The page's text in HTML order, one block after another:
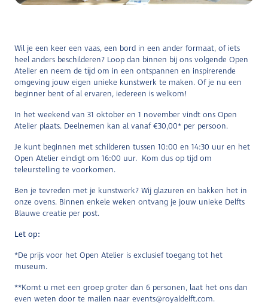
Wil je een keer een vaas, een bord in een ander formaat, of iets
heel anders beschilderen? Loop dan binnen bij ons volgende Open
Atelier en neem de tĳd om in een ontspannen en inspirerende
omgeving jouw eigen unieke kunstwerk te maken. Of je nu een
beginner bent of al ervaren, iedereen is welkom!
In het weekend van 31 oktober en 1 november vindt ons Open
Atelier plaats. Deelnemen kan al vanaf €30,00* per persoon.
Je kunt beginnen met schilderen tussen 10:00 en 14:30 uur en het
Open Atelier eindigt om 16:00 uur. Kom dus op tijd om
teleurstelling te voorkomen.
Ben je tevreden met je kunstwerk? Wij glazuren en bakken het in
onze ovens. Binnen enkele weken ontvang je jouw unieke Delfts
Blauwe creatie per post.
Let op:
*De prijs voor het Open Atelier is exclusief toegang tot het
museum.
**Komt u met een groep groter dan 6 personen, laat het ons dan
even weten door te mailen naar events@royaldelft.com.